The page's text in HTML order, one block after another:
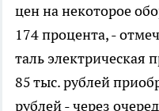
цен на некоторое
174 процента, -
таль электрическая
85 тыс. рублей
рублей - через